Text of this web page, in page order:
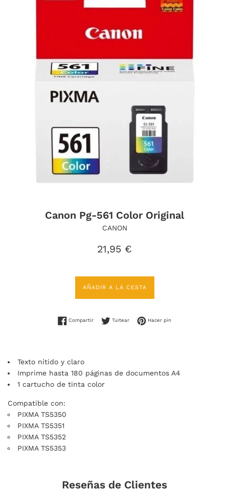
Canon Pg-561 Color Original
CANON
Precio
21,95 €
AÑADIR A LA CESTA
CompartirCompartir en Facebook
TuitearTuitear en Twitter
Hacer pinPinear en Pinterest
Texto nítido y claro
Imprime hasta 180 páginas de documentos A4
1 cartucho de tinta color
Compatible con:
PIXMA TS5350
PIXMA TS5351
PIXMA TS5352
PIXMA TS5353
Reseñas de Clientes